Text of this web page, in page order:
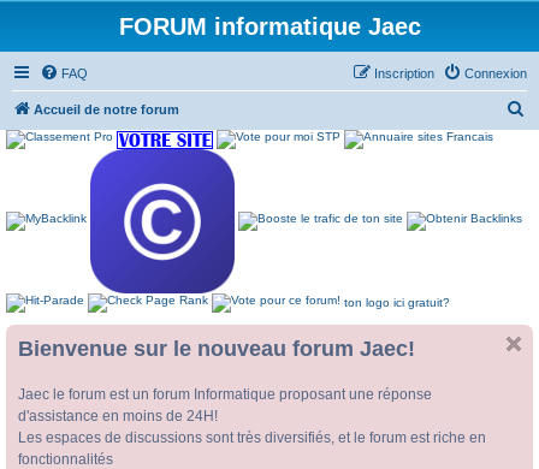
FORUM informatique Jaec
FAQ Connexion
Inscription
Accueil de notre forum
ton logo ici gratuit?
Bienvenue sur le nouveau forum Jaec!
Jaec le forum est un forum Informatique proposant une réponse
d'assistance en moins de 24H!
Les espaces de discussions sont très diversifiés, et le forum est riche en
fonctionnalités